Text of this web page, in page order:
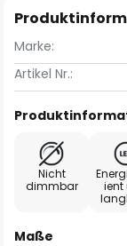
Marke:
Artikel Nr.:
Nicht
dimmbar
ient
Maße